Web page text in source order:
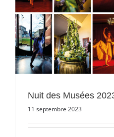
Nuit des Musées
11 septembre 2023